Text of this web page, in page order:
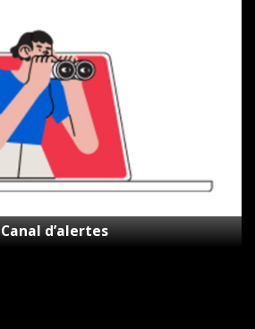
Canal d’alertes